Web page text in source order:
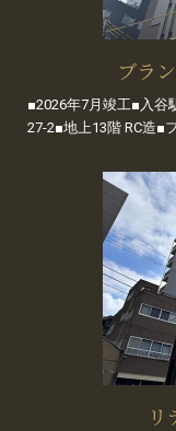
ブラ
■2026年7月竣工■入谷
27-2■地上13階 RC造■
リ